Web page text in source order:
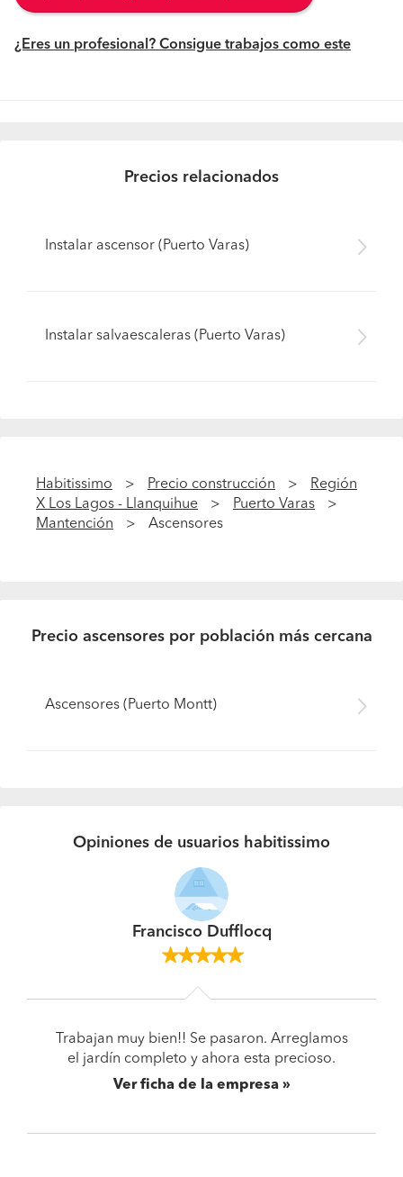
¿Eres un profesional? Consigue trabajos como este
Precios relacionados
Instalar ascensor (Puerto Varas)
Instalar salvaescaleras (Puerto Varas)
Habitissimo Precio construcción
Región
X Los Lagos - Llanquihue
Puerto Varas
Mantención
Ascensores
Precio ascensores por población más cercana
Ascensores (Puerto Montt)
Opiniones de usuarios habitissimo
Francisco Dufflocq
Trabajan muy bien!! Se pasaron. Arreglamos
el jardín completo y ahora esta precioso.
Ver ficha de la empresa